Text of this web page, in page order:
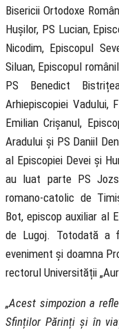
Bisericii Ortodoxe
Hușilor, PS Lucian,
Nicodim, Episcopul
Siluan, Episcopul
PS Benedict
Arhiepiscopiei Vadului,
Emilian Crișanul,
Aradului și PS Daniil
al Episcopiei Devei și
au luat parte PS
romano-catolic de
Bot, episcop auxiliar al
de Lugoj. Totodată a
eveniment și doamna
rectorul Universității
„Acest simpozion a
Sfinților Părinți și în